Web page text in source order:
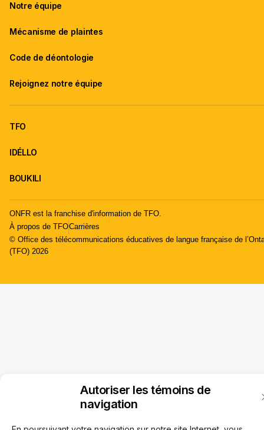
Autoriser les témoins de
navigation
Notre équipe
Mécanisme de plaintes
Code de déontologie
Rejoignez notre équipe
TFO
IDÉLLO
BOUKILI
ONFR est la franchise d'information de TFO.
À propos de TFOCarrières
© Office des télécommunications éducatives de langue française de
(TFO) 2026